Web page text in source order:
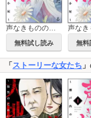
声なきものの唄～瀬戸内の女郎小屋～
無料試し読み 無料
「 ストーリーな女たち